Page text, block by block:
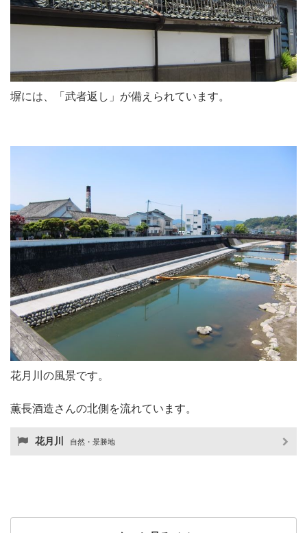
塀には、「武者返し」が備えられています。
花月川の風景です。
薫長酒造さんの北側を流れています。
花月川 自然・景勝地